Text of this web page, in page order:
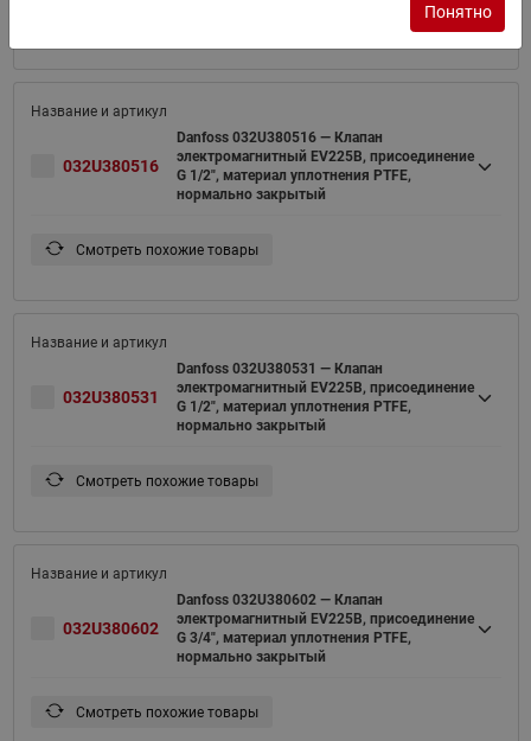
032U380516
Danfoss 032U380516 — Клапан
электромагнитный EV225B, присоединение
G 1/2", материал уплотнения PTFE,
нормально закрытый
Смотреть похожие товары
032U380531
Danfoss 032U380531 — Клапан
электромагнитный EV225B, присоединение
G 1/2", материал уплотнения PTFE,
нормально закрытый
Смотреть похожие товары
032U380602
Danfoss 032U380602 — Клапан
электромагнитный EV225B, присоединение
G 3/4", материал уплотнения PTFE,
нормально закрытый
Смотреть похожие товары
Понятно